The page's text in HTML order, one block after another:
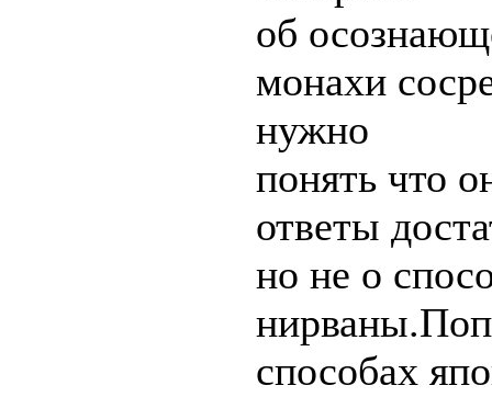
об
монахи
нужно
понять что
ответы
но не о
способах